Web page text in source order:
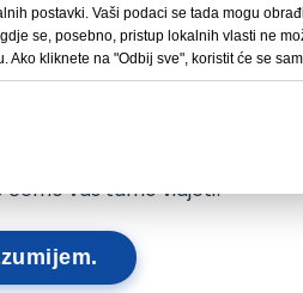
ga sa slomljenim
i fiksaciju.
oporavak. Fizikalna terapija
Multi-lock humeralni
više →
06 22
ćemo vas tamo vidjeti!
postavki. Vaši podaci se tada mogu
se, posebno, pristup lokalnih vlasti ne
kliknete na "Odbij sve", koristit će se